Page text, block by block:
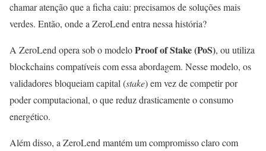
chamar atenção que a ficha caiu: precisamos de soluções mais
verdes. Então, onde a ZeroLend entra nessa história?
A ZeroLend opera sob o modeloProof of Stake (PoS), ou utiliza
blockchains compatíveis com essa abordagem. Nesse modelo, os
validadores bloqueiam capital (stake) em vez de competir por
poder computacional, o que reduz drasticamente o consumo
energético.
Além disso, a ZeroLend mantém um compromisso claro com